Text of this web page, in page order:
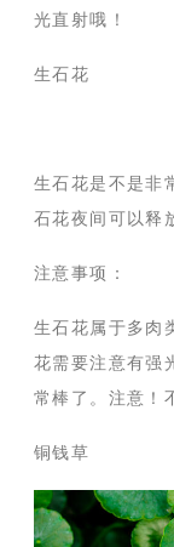
光直射哦！
生石花
生石花是不是非
石花夜间可以释
注意事项：
生石花属于多肉
花需要注意有强
常棒了。注意！
铜钱草